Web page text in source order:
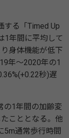
る「Timed Up
1年間に平均して
身体機能が低下
年～2020年の1
秒)遅
1年間の加齢変
こととなる。他
5m通常歩⾏時間